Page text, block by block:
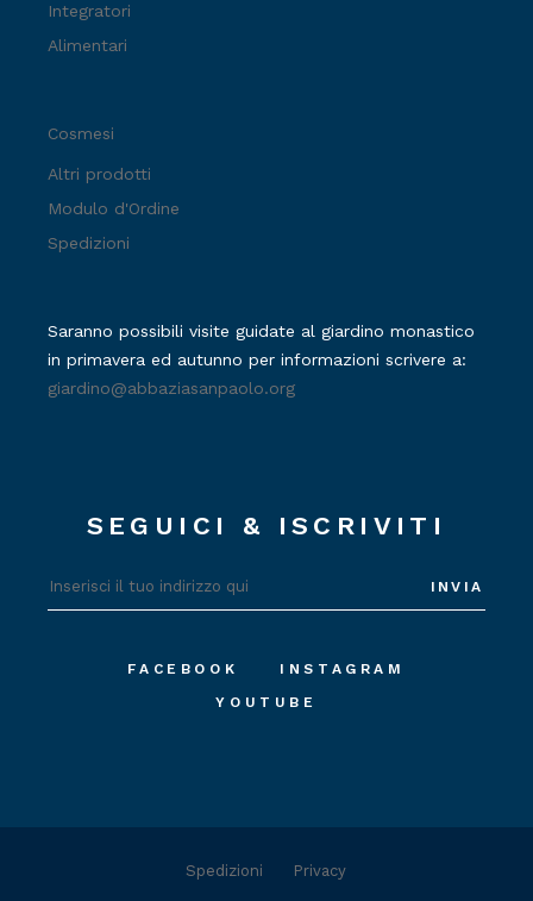
Integratori
Alimentari
Cosmesi
Altri prodotti
Modulo d'Ordine
Spedizioni
Saranno possibili visite guidate al giardino monastico
in primavera ed autunno per informazioni scrivere a:
giardino@abbaziasanpaolo.org
SEGUICI & ISCRIVITI
INVIA
FACEBOOK
INSTAGRAM
YOUTUBE
Spedizioni Privacy